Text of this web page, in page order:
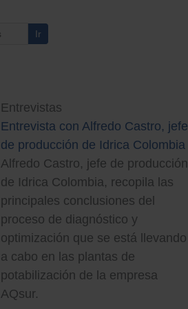
Entrevistas
Entrevista con Alfredo Castro, jefe
de producción de Idrica Colombia
Alfredo Castro, jefe de producción
de Idrica Colombia, recopila las
principales conclusiones del
proceso de diagnóstico y
optimización que se está llevando
a cabo en las plantas de
potabilización de la empresa
AQsur.